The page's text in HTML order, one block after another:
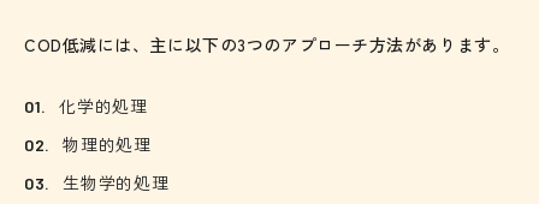
COD低減には、主に以下の3つのアプローチ方法があります。
化学的処理
物理的処理
生物学的処理